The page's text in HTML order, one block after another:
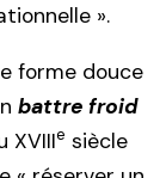
».
forme douce
battre froid
XVIIIe siècle